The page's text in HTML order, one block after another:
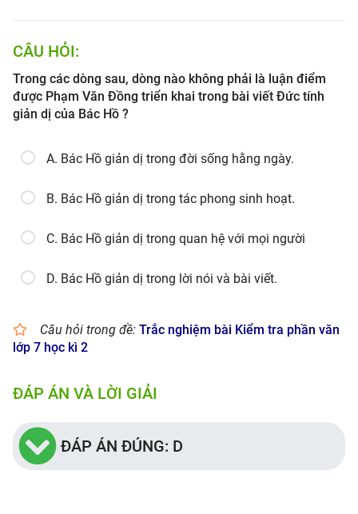
CÂU HỎI:
Trong các dòng sau, dòng nào không phải là luận điểm
được Phạm Văn Đồng triển khai trong bài viết Đức tính
giản dị của Bác Hồ ?
A. Bác Hồ giản dị trong đời sống hằng ngày.
B. Bác Hồ giản dị trong tác phong sinh hoạt.
C. Bác Hồ giản dị trong quan hệ với mọi người
D. Bác Hồ giản dị trong lời nói và bài viết.
Câu hỏi trong đề: Trắc nghiệm bài Kiểm tra phần văn
lớp 7 học kì 2
ĐÁP ÁN VÀ LỜI GIẢI
ĐÁP ÁN ĐÚNG: D